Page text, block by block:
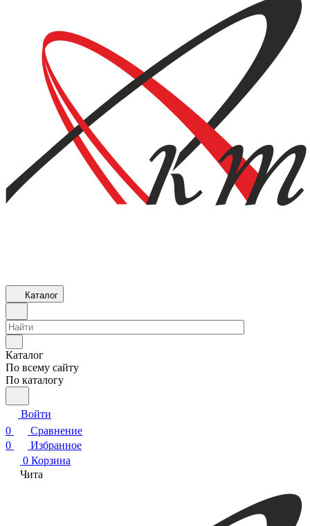
Каталог
Каталог
По всему сайту
По каталогу
Войти
0
Сравнение
0
Избранное
0 Корзина
Чита